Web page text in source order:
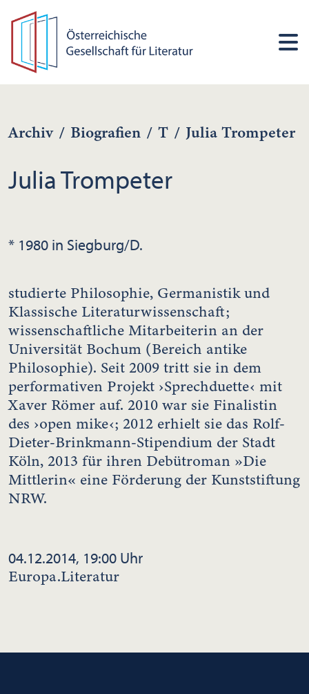
Archiv / Biografien / T / Julia Trompeter
Julia Trompeter
* 1980 in Siegburg/D.
studierte Philosophie, Germanistik und
Klassische Literaturwissenschaft;
wissenschaftliche Mitarbeiterin an der
Universität Bochum (Bereich antike
Philosophie). Seit 2009 tritt sie in dem
performativen Projekt ›Sprechduette‹ mit
Xaver Römer auf. 2010 war sie Finalistin
des ›open mike‹; 2012 erhielt sie das Rolf-
Dieter-Brinkmann-Stipendium der Stadt
Köln, 2013 für ihren Debütroman »Die
Mittlerin« eine Förderung der Kunststiftung
NRW.
04.12.2014, 19:00 Uhr
Europa.Literatur